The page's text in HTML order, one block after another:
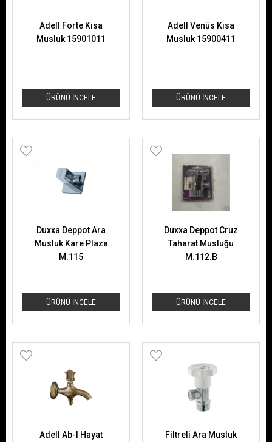
ÜRÜNÜ İNCELE
Adell Forte Kısa
Musluk 15901011
ÜRÜNÜ İNCELE
Adell Venüs Kısa
Musluk 15900411
ÜRÜNÜ İNCELE
Duxxa Deppot Ara
Musluk Kare Plaza
M.115
ÜRÜNÜ İNCELE
Duxxa Deppot Cruz
Taharat Musluğu
M.112.B
Adell Ab-I Hayat
Filtreli Ara Musluk